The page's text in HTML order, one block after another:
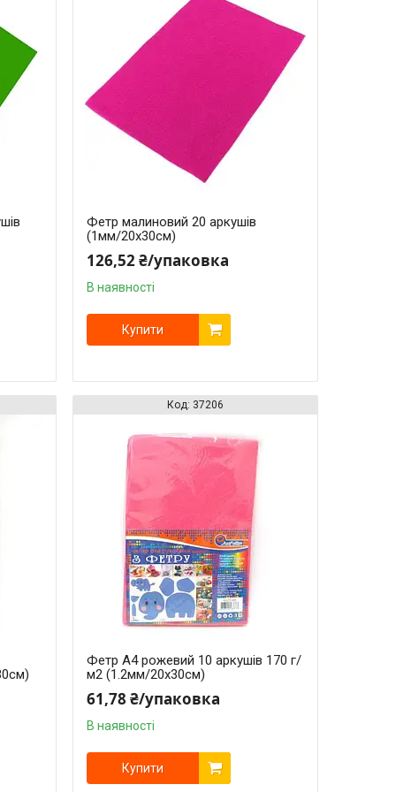
Фетр малиновий 20 аркушів
(1мм/20x30см)
126,52 ₴/упаковка
В наявності
Купити
37206
Фетр A4 рожевий 10 аркушів 170 г/
м2 (1.2мм/20x30см)
61,78 ₴/упаковка
В наявності
Купити